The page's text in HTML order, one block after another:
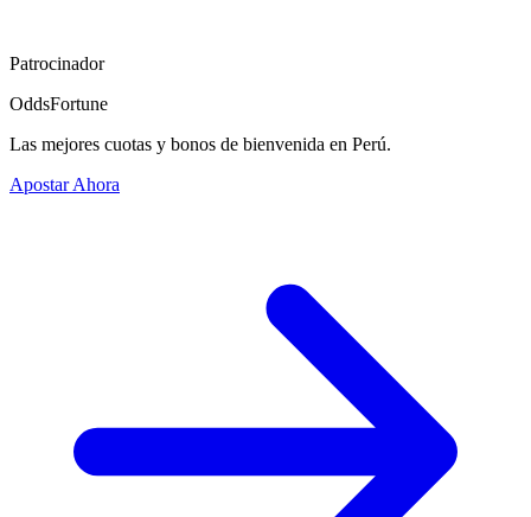
Patrocinador
OddsFortune
Las mejores cuotas y bonos de bienvenida en Perú.
Apostar Ahora